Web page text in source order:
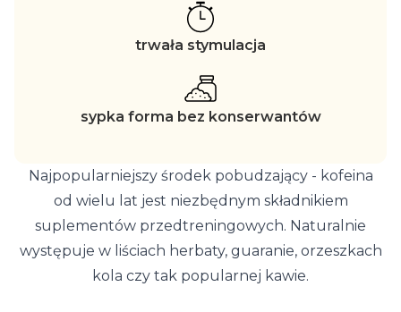
trwała stymulacja
sypka forma bez konserwantów
Najpopularniejszy środek pobudzający - kofeina
od wielu lat jest niezbędnym składnikiem
suplementów przedtreningowych. Naturalnie
występuje w liściach herbaty, guaranie, orzeszkach
kola czy tak popularnej kawie.